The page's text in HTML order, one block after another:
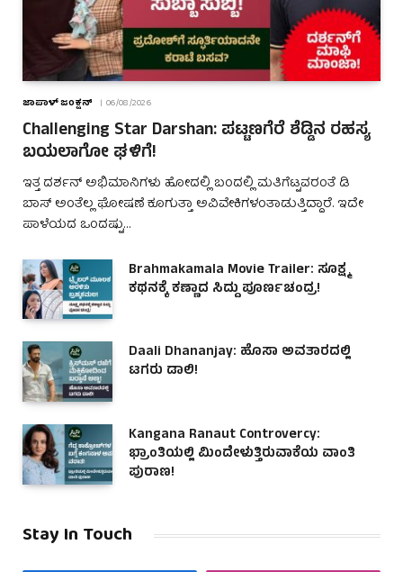
ಜಾಪಾಳ್ ಜಂಕ್ಷನ್ 06/08/2026
Challenging Star Darshan: ಪಟ್ಟಣಗೆರೆ ಶೆಡ್ಡಿನ ರಹಸ್ಯ
ಬಯಲಾಗೋ ಘಳಿಗೆ!
ಇತ್ತ ದರ್ಶನ್ ಅಭಿಮಾನಿಗಳು ಹೋದಲ್ಲಿ ಬಂದಲ್ಲಿ ಮತಿಗೆಟ್ಟವರಂತೆ ಡಿ
ಬಾಸ್ ಅಂತೆಲ್ಲ ಘೋಷಣೆ ಕೂಗುತ್ತಾ ಅವಿವೇಕಿಗಳಂತಾಡುತ್ತಿದ್ದಾರೆ. ಇದೇ
ಪಾಳೆಯದ ಒಂದಷ್ಟು…
Brahmakamala Movie Trailer: ಸೂಕ್ಷ್ಮ
ಕಥನಕ್ಕೆ ಕಣ್ಣಾದ ಸಿದ್ದು ಪೂರ್ಣಚಂದ್ರ!
Daali Dhananjay: ಹೊಸಾ ಅವತಾರದಲ್ಲಿ
ಟಗರು ಡಾಲಿ!
Kangana Ranaut Controvercy:
ಭ್ರಾಂತಿಯಲ್ಲಿ ಮಿಂದೇಳುತ್ತಿರುವಾಕೆಯ ವಾಂತಿ
ಪುರಾಣ!
Stay In Touch